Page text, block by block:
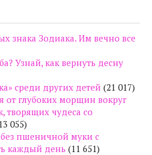
знака Зодиака. Им вечно все
Узнай, как вернуть десну
среди других детей (21 017)
от глубоких морщин вокруг
творящих чудеса со
055)
пшеничной муки с
каждый день (11 651)